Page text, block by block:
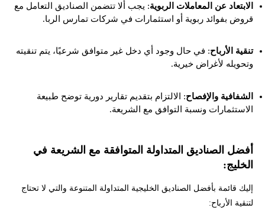
الابتعاد عن المعاملات الربوية: يجب ألا تتضمن الصناديق التعامل مع
قروض بفوائد ربوية أو استثمارات في شركات تمارس الربا.
تنقية الأرباح: في حال وجود أي دخل غير متوافق شرعيًا، يتم تنقيته
وتحويله لأغراض خيرية.
الشفافية والإفصاح: الالتزام بتقديم تقارير دورية توضح طبيعة
الاستثمارات ونسبة التوافق مع الشريعة.
أفضل الصناديق المتداولة المتوافقة مع الشريعة في
الخليج:
إليك قائمة بأفضل الصناديق الخليجية المتداولة المتنوعة والتي لا تحتاج
لتنقية الأرباح: